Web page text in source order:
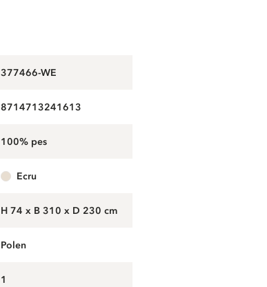
377466-WE
8714713241613
100% pes
ecru
H 74 x B 310 x D 230 cm
Polen
1